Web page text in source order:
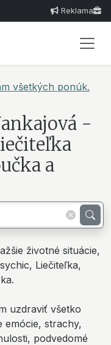
Reklama
všetkých ponúk.
-
a
životné situácie,
Liečiteľka,
uzdraviť všetko
emócie, strachy,
podvedomé